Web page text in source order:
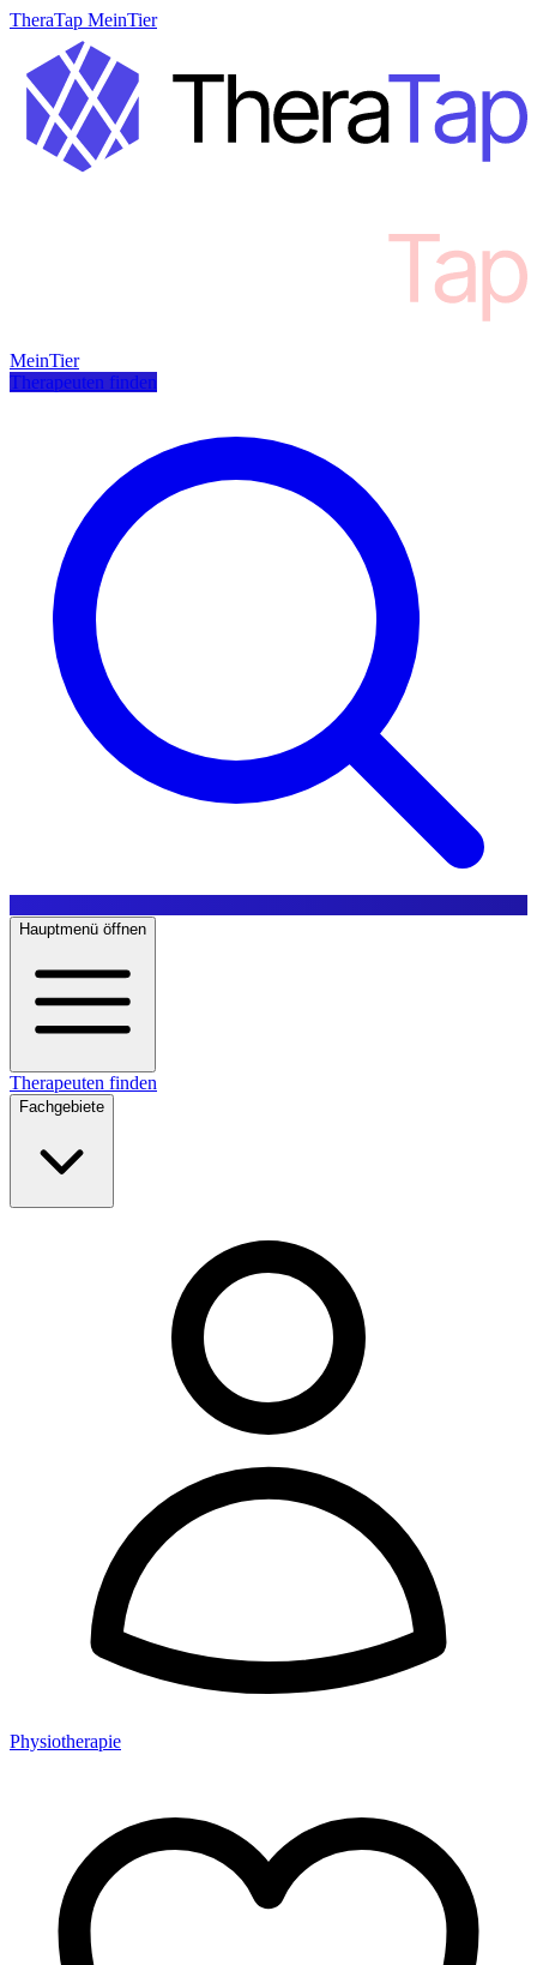
TheraTap MeinTier
MeinTier
Therapeuten finden
Hauptmenü öffnen
Therapeuten finden
Fachgebiete
Physiotherapie